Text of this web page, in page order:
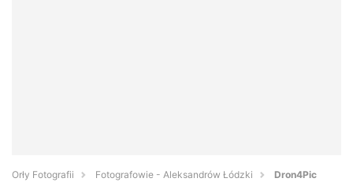
Orły Fotografii Fotografowie - Aleksandrów Łódzki Dron4Pic